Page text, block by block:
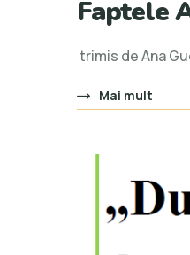
Faptele
trimis de Ana
Mai mult